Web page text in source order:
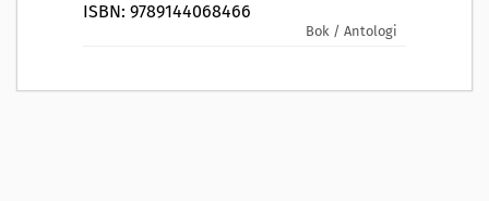
ISBN: 9789144068466
Bok / Antologi